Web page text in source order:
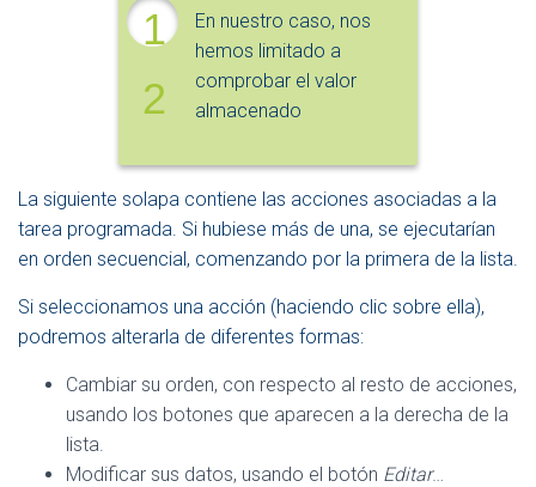
1
2
En nuestro caso, nos
hemos limitado a
comprobar el valor
almacenado
La siguiente solapa contiene las acciones asociadas a la
tarea programada. Si hubiese más de una, se ejecutarían
en orden secuencial, comenzando por la primera de la lista.
Si seleccionamos una acción (haciendo clic sobre ella),
podremos alterarla de diferentes formas:
Cambiar su orden, con respecto al resto de acciones,
usando los botones que aparecen a la derecha de la
lista.
Modificar sus datos, usando el botón Editar…